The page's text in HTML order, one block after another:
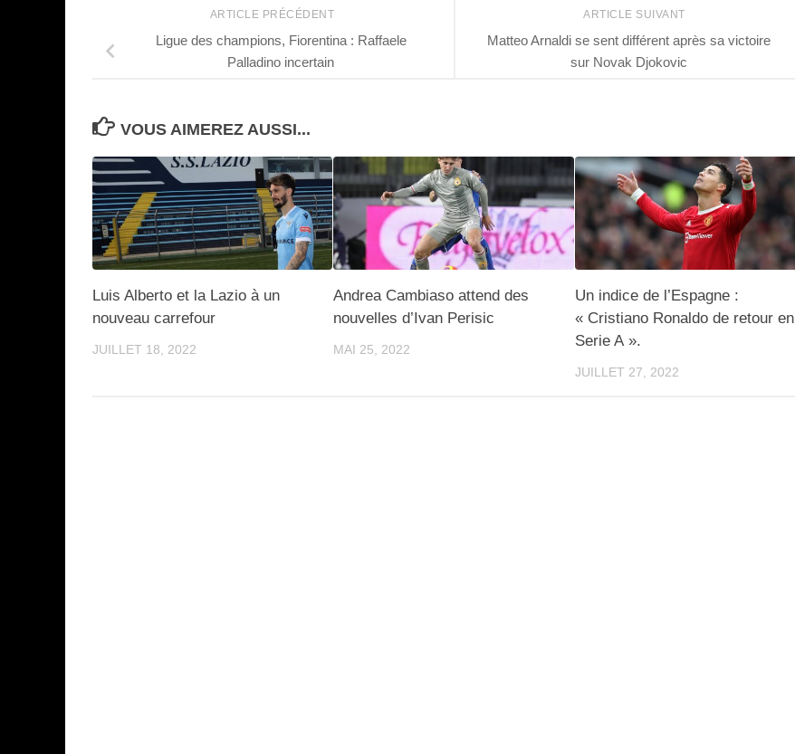
ARTICLE SUIVANT
Matteo Arnaldi se sent différent après sa victoire
sur Novak Djokovic
ARTICLE PRÉCÉDENT
Ligue des champions, Fiorentina : Raffaele
Palladino incertain
VOUS AIMEREZ AUSSI...
Luis Alberto et la Lazio à un
nouveau carrefour
JUILLET 18, 2022
Andrea Cambiaso attend des
nouvelles d’Ivan Perisic
MAI 25, 2022
Un indice de l’Espagne :
« Cristiano Ronaldo de retour en
Serie A ».
JUILLET 27, 2022